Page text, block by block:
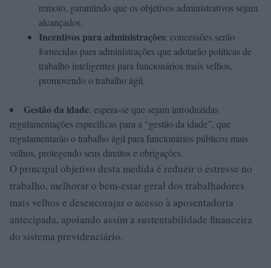
remoto, garantindo que os objetivos administrativos sejam
alcançados.
Incentivos para administrações: concessões serão
fornecidas para administrações que adotarão políticas de
trabalho inteligentes para funcionários mais velhos,
promovendo o trabalho ágil.
Gestão da idade: espera-se que sejam introduzidas
regulamentações específicas para a “gestão da idade”, que
regulamentarão o trabalho ágil para funcionários públicos mais
velhos, protegendo seus direitos e obrigações.
O principal objetivo desta medida é reduzir o estresse no
trabalho, melhorar o bem-estar geral dos trabalhadores
mais velhos e desencorajar o acesso à aposentadoria
antecipada, apoiando assim a sustentabilidade financeira
do sistema previdenciário.